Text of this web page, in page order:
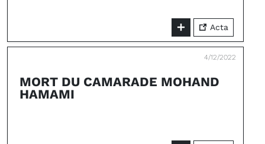
Acta
4/12/2022
MORT DU CAMARADE MOHAND
HAMAMI